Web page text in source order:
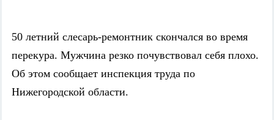
50 летний слесарь-ремонтник скончался во время
перекура. Мужчина резко почувствовал себя плохо.
Об этом сообщает инспекция труда по
Нижегородской области.